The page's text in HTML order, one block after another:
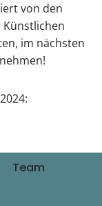
von den
im nächsten
Team